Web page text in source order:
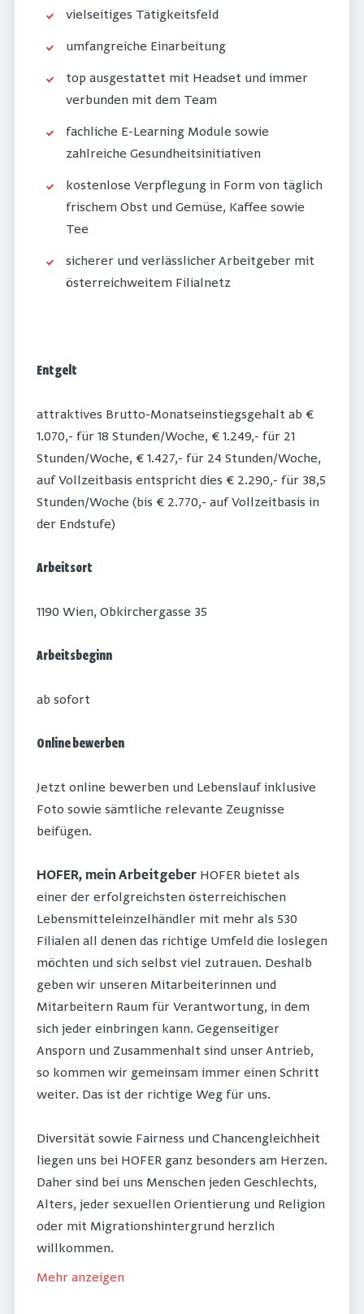
vielseitiges Tätigkeitsfeld
umfangreiche Einarbeitung
top ausgestattet mit Headset und immer
verbunden mit dem Team
fachliche E-Learning Module sowie
zahlreiche Gesundheitsinitiativen
kostenlose Verpflegung in Form von täglich
frischem Obst und Gemüse, Kaffee sowie
Tee
sicherer und verlässlicher Arbeitgeber mit
österreichweitem Filialnetz
Entgelt
attraktives Brutto-Monatseinstiegsgehalt ab €
1.070,- für 18 Stunden/Woche, € 1.249,- für 21
Stunden/Woche, € 1.427,- für 24 Stunden/Woche,
auf Vollzeitbasis entspricht dies € 2.290,- für 38,5
Stunden/Woche (bis € 2.770,- auf Vollzeitbasis in
der Endstufe)
Arbeitsort
1190 Wien, Obkirchergasse 35
Arbeitsbeginn
ab sofort
Online bewerben
Jetzt online bewerben und Lebenslauf inklusive
Foto sowie sämtliche relevante Zeugnisse
beifügen.
HOFER, mein Arbeitgeber HOFER bietet als
einer der erfolgreichsten österreichischen
Lebensmitteleinzelhändler mit mehr als 530
Filialen all denen das richtige Umfeld die loslegen
möchten und sich selbst viel zutrauen. Deshalb
geben wir unseren Mitarbeiterinnen und
Mitarbeitern Raum für Verantwortung, in dem
sich jeder einbringen kann. Gegenseitiger
Ansporn und Zusammenhalt sind unser Antrieb,
so kommen wir gemeinsam immer einen Schritt
weiter. Das ist der richtige Weg für uns.
Diversität sowie Fairness und Chancengleichheit
liegen uns bei HOFER ganz besonders am Herzen.
Daher sind bei uns Menschen jeden Geschlechts,
Alters, jeder sexuellen Orientierung und Religion
oder mit Migrationshintergrund herzlich
willkommen.
Mehr anzeigen